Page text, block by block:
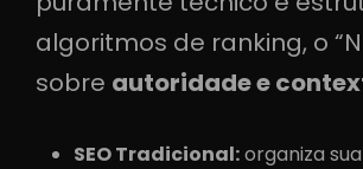
algoritmos de ranking, o
sobre autoridade e
SEO Tradicional:organiza